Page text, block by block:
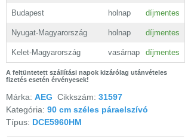
Budapest holnap díjmentes
Nyugat-Magyarország holnap díjmentes
Kelet-Magyarország vasárnap díjmentes
A feltüntetett szállítási napok kizárólag utánvételes
fizetés esetén érvényesek!
Márka: AEG Cikkszám: 31597
Kategória: 90 cm széles páraelszívó
Típus: DCE5960HM